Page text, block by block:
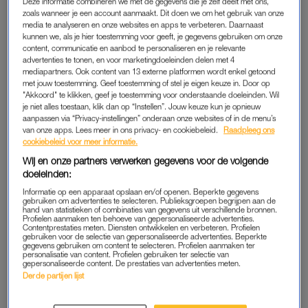
Die vraag is nog niet zo makkelijk te beantwoorden. Dat
verschilt namelijk per stof. Van hyaluronzuur heb je niet zoveel
nodig: dit ingrediënt zorgt al voor meer hydratatie in de huid bij
een concentratie van 0,1%. Maar voor een stevigere huid moet
er van glycolzuur al 5% in je product zitten.
Maar helaas ben je er dan nog niet helemaal. Het percentage
hangt namelijk ook af van wat je wilt bereiken met je skincare.
Wil je pigmentvlekken lichter maken met glycolzuur? Dan heb
je een hoger percentage nodig dan 5%, namelijk 8%.
DIT ZIJN DE GOEDE PERCENTAGES
Het is dus nog best ingewikkeld. Daarom heb ik de juiste
concentraties van de bekendste ingrediënten even voor je op
een rijtje gezet:
Vitamine A (retinol): in studies die een anti-aging-effect hebben
zoals wanneer je een account aanmaakt. Dit doen we om het gebruik van onze
media te analyseren en onze websites en apps te verbeteren. Daarnaast
kunnen we, als je hier toestemming voor geeft, je gegevens gebruiken om onze
content, communicatie en aanbod te personaliseren en je relevante
advertenties te tonen, en voor marketingdoeleinden delen met 4
mediapartners. Ook content van 13 externe platformen wordt enkel getoond
met jouw toestemming. Geef toestemming of stel je eigen keuze in. Door op
"Akkoord" te klikken, geef je toestemming voor onderstaande doeleinden. Wil
je niet alles toestaan, klik dan op “Instellen”. Jouw keuze kun je opnieuw
aanpassen via “Privacy-instellingen” onderaan onze websites of in de menu’s
van onze apps. Lees meer in ons privacy- en cookiebeleid.
Raadpleeg ons
cookiebeleid voor meer informatie.
Wij en onze partners verwerken gegevens voor de volgende
doeleinden:
Informatie op een apparaat opslaan en/of openen. Beperkte gegevens
gebruiken om advertenties te selecteren. Publieksgroepen begrijpen aan de
hand van statistieken of combinaties van gegevens uit verschillende bronnen.
Profielen aanmaken ten behoeve van gepersonaliseerde advertenties.
Contentprestaties meten. Diensten ontwikkelen en verbeteren. Profielen
gebruiken voor de selectie van gepersonaliseerde advertenties. Beperkte
gegevens gebruiken om content te selecteren. Profielen aanmaken ter
personalisatie van content. Profielen gebruiken ter selectie van
gepersonaliseerde content. De prestaties van advertenties meten.
Derde partijen lijst